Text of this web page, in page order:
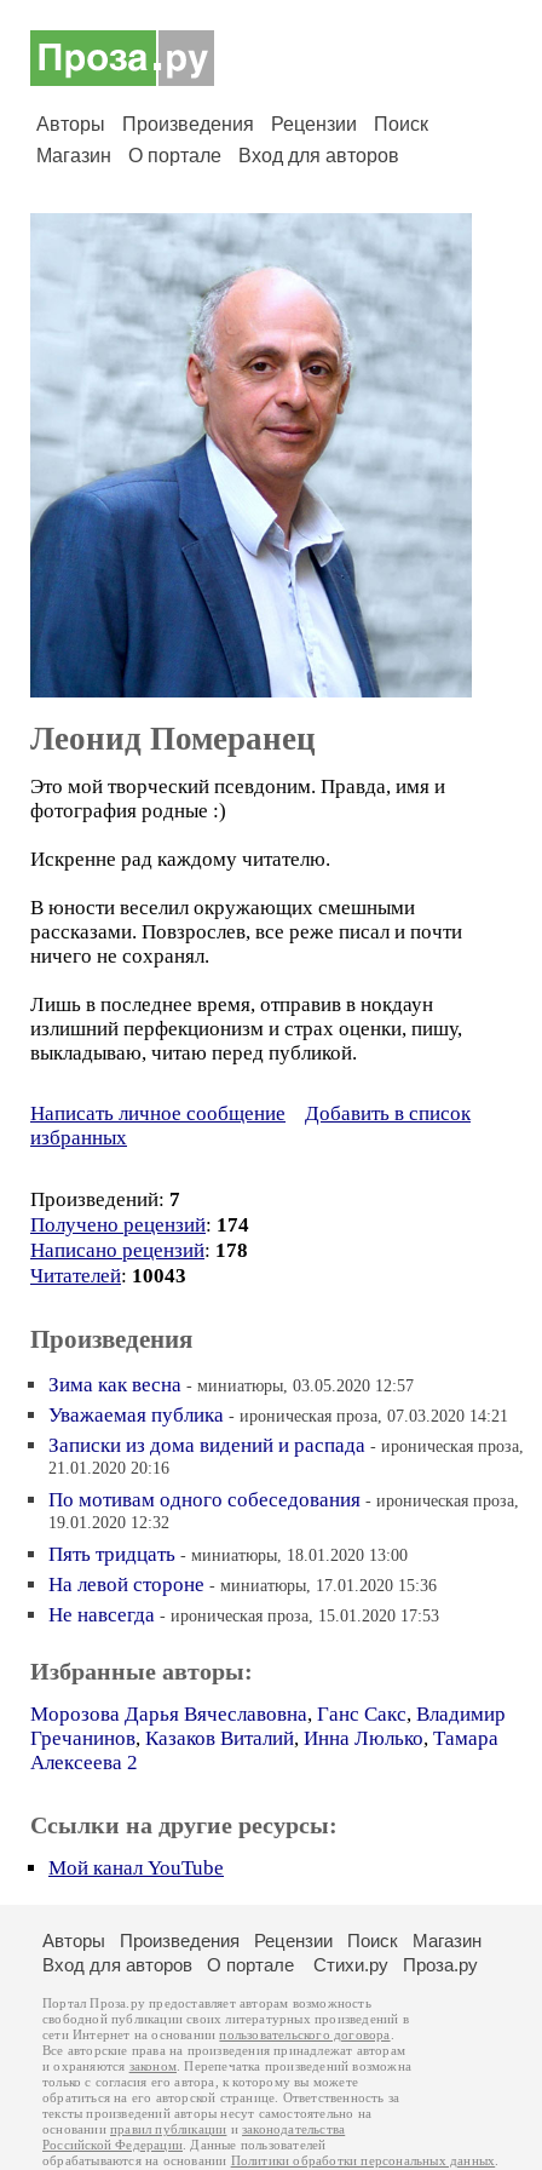
Авторы Произведения Рецензии
Поиск
Магазин
О портале Вход для авторов
Леонид Померанец
Это мой творческий псевдоним. Правда, имя и
фотография родные :)
Искренне рад каждому читателю.
В юности веселил окружающих смешными
рассказами. Повзрослев, все реже писал и почти
ничего не сохранял.
Лишь в последнее время, отправив в нокдаун
излишний перфекционизм и страх оценки, пишу,
выкладываю, читаю перед публикой.
Написать личное сообщение
Добавить в список
избранных
Произведений: 7
Получено рецензий: 174
Написано рецензий: 178
Читателей: 10043
Произведения
Зима как весна - миниатюры, 03.05.2020 12:57
Уважаемая публика - ироническая проза, 07.03.2020 14:21
Записки из дома видений и распада - ироническая проза,
21.01.2020 20:16
По мотивам одного собеседования - ироническая проза,
19.01.2020 12:32
Пять тридцать - миниатюры, 18.01.2020 13:00
На левой стороне - миниатюры, 17.01.2020 15:36
Не навсегда - ироническая проза, 15.01.2020 17:53
Избранные авторы:
Морозова Дарья Вячеславовна, Ганс Сакс, Владимир
Гречанинов, Казаков Виталий, Инна Люлько, Тамара
Алексеева 2
Ссылки на другие ресурсы:
Мой канал YouTube
Авторы Произведения Рецензии Поиск
Магазин
Вход для авторов
О портале Стихи.ру Проза.ру
Портал Проза.ру предоставляет авторам возможность
свободной публикации своих литературных произведений в
сети Интернет на основаниипользовательского договора
Все авторские права на произведения принадлежат авторам
и охраняются законом . Перепечатка произведений возможна
только с согласия его автора, к которому вы можете
обратиться на его авторской странице. Ответственность за
тексты произведений авторы несут самостоятельно на
основанииправил публикации изаконодательства
Российской Федерации . Данные пользователей
обрабатываются на основании Политики обработки персональных данных